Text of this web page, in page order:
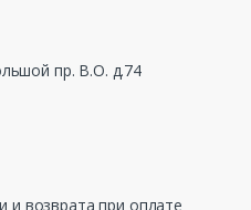
пр. В.О. д.74
и возврата при оплате